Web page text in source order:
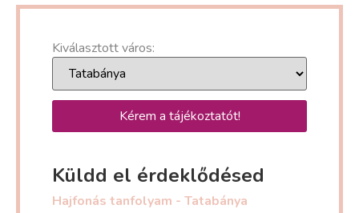
Kiválasztott város:
Kérem a tájékoztatót!
Küldd el érdeklődésed
Hajfonás tanfolyam - Tatabánya